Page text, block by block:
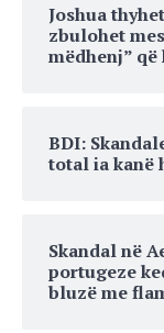
Joshua
zbulohet
mëdhenj”
BDI:
total ia kanë
Skandal në
portugeze
bluzë me